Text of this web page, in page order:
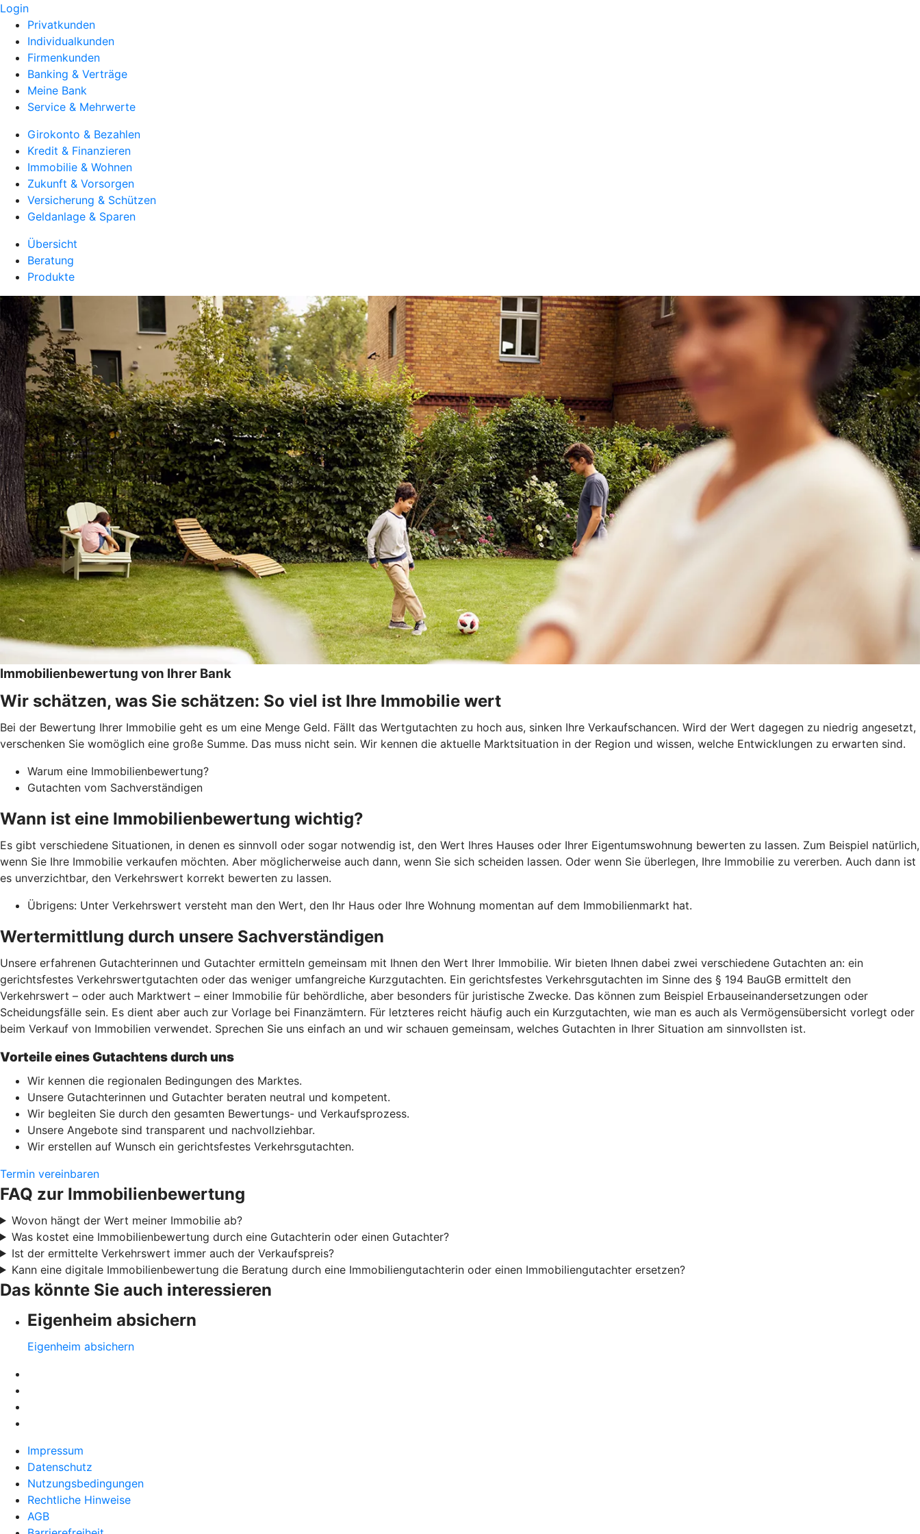
Login
Privatkunden
Individualkunden
Firmenkunden
Banking & Verträge
Meine Bank
Service & Mehrwerte
Girokonto & Bezahlen
Kredit & Finanzieren
Immobilie & Wohnen
Zukunft & Vorsorgen
Versicherung & Schützen
Geldanlage & Sparen
Übersicht
Beratung
Produkte
Immobilienbewertung von Ihrer Bank
Wir schätzen, was Sie schätzen: So viel ist Ihre Immobilie wert
Bei der Bewertung Ihrer Immobilie geht es um eine Menge Geld. Fällt das Wertgutachten zu hoch aus, sinken Ihre Verkaufschancen. Wird der Wert dagegen zu niedrig angesetzt,
verschenken Sie womöglich eine große Summe. Das muss nicht sein. Wir kennen die aktuelle Marktsituation in der Region und wissen, welche Entwicklungen zu erwarten sind.
Warum eine Immobilienbewertung?
Gutachten vom Sachverständigen
Wann ist eine Immobilienbewertung wichtig?
Es gibt verschiedene Situationen, in denen es sinnvoll oder sogar notwendig ist, den Wert Ihres Hauses oder Ihrer Eigentumswohnung bewerten zu lassen. Zum Beispiel natürlich,
wenn Sie Ihre Immobilie verkaufen möchten. Aber möglicherweise auch dann, wenn Sie sich scheiden lassen. Oder wenn Sie überlegen, Ihre Immobilie zu vererben. Auch dann ist
es unverzichtbar, den Verkehrswert korrekt bewerten zu lassen.
Übrigens: Unter Verkehrswert versteht man den Wert, den Ihr Haus oder Ihre Wohnung momentan auf dem Immobilienmarkt hat.
Wertermittlung durch unsere Sachverständigen
Unsere erfahrenen Gutachterinnen und Gutachter ermitteln gemeinsam mit Ihnen den Wert Ihrer Immobilie. Wir bieten Ihnen dabei zwei verschiedene Gutachten an: ein
gerichtsfestes Verkehrswertgutachten oder das weniger umfangreiche Kurzgutachten. Ein gerichtsfestes Verkehrsgutachten im Sinne des § 194 BauGB ermittelt den
Verkehrswert – oder auch Marktwert – einer Immobilie für behördliche, aber besonders für juristische Zwecke. Das können zum Beispiel Erbauseinandersetzungen oder
Scheidungsfälle sein. Es dient aber auch zur Vorlage bei Finanzämtern. Für letzteres reicht häufig auch ein Kurzgutachten, wie man es auch als Vermögensübersicht vorlegt oder
beim Verkauf von Immobilien verwendet. Sprechen Sie uns einfach an und wir schauen gemeinsam, welches Gutachten in Ihrer Situation am sinnvollsten ist.
Vorteile eines Gutachtens durch uns
Wir kennen die regionalen Bedingungen des Marktes.
Unsere Gutachterinnen und Gutachter beraten neutral und kompetent.
Wir begleiten Sie durch den gesamten Bewertungs- und Verkaufsprozess.
Unsere Angebote sind transparent und nachvollziehbar.
Wir erstellen auf Wunsch ein gerichtsfestes Verkehrsgutachten.
Termin vereinbaren
FAQ zur Immobilienbewertung
Wovon hängt der Wert meiner Immobilie ab?
Was kostet eine Immobilienbewertung durch eine Gutachterin oder einen Gutachter?
Ist der ermittelte Verkehrswert immer auch der Verkaufspreis?
Kann eine digitale Immobilienbewertung die Beratung durch eine Immobiliengutachterin oder einen Immobiliengutachter ersetzen?
Das könnte Sie auch interessieren
Eigenheim absichern
Eigenheim absichern
Impressum
Datenschutz
Nutzungsbedingungen
Rechtliche Hinweise
AGB